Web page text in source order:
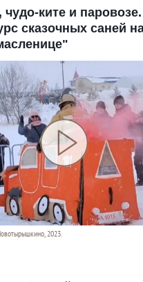
ките и
сказочных саней
2023.